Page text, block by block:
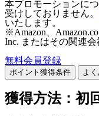
本プロモーションに
受けしておりません。
いたします。
※Amazon、
Inc. またはその関連会
無料会員登録
ポイント獲得条件 よ
獲得方法：初